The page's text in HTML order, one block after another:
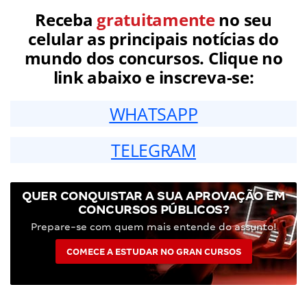
Receba gratuitamenteno seu
celular as principais notícias do
mundo dos concursos. Clique no
link abaixo e inscreva-se:
WHATSAPP
TELEGRAM
QUER CONQUISTAR A SUA APROVAÇÃO EM
CONCURSOS PÚBLICOS?
Prepare-se com quem mais entende do assunto!
COMECE A ESTUDAR NO GRAN CURSOS